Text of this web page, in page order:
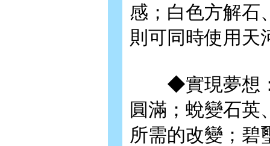
感；白色方解石
則可同時使用天
◆實現夢想：
圓滿；蛻變石英
所需的改變；碧